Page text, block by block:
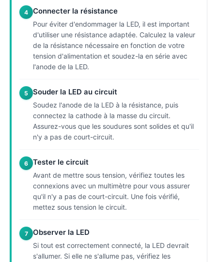
4 Connecter la résistance
Pour éviter d'endommager la LED, il est important
d'utiliser une résistance adaptée. Calculez la valeur
de la résistance nécessaire en fonction de votre
tension d'alimentation et soudez-la en série avec
l'anode de la LED.
5 Souder la LED au circuit
Soudez l'anode de la LED à la résistance, puis
connectez la cathode à la masse du circuit.
Assurez-vous que les soudures sont solides et qu'il
n'y a pas de court-circuit.
6 Tester le circuit
Avant de mettre sous tension, vérifiez toutes les
connexions avec un multimètre pour vous assurer
qu'il n'y a pas de court-circuit. Une fois vérifié,
mettez sous tension le circuit.
7 Observer la LED
Si tout est correctement connecté, la LED devrait
s'allumer. Si elle ne s'allume pas, vérifiez les